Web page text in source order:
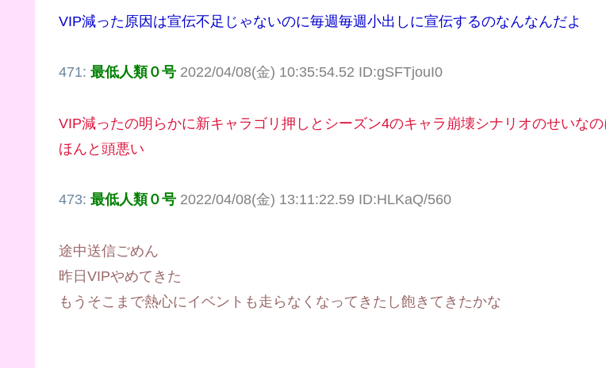
VIP減った原因は宣伝不足じゃないのに毎週毎週小出しに宣伝するのなんなんだよ
471: 最低人類０号 2022/04/08(金) 10:35:54.52 ID:gSFTjouI0
VIP減ったの明らかに新キャラゴリ押しとシーズン4のキャラ崩壊シナリオのせいなの
ほんと頭悪い
473: 最低人類０号 2022/04/08(金) 13:11:22.59 ID:HLKaQ/560
途中送信ごめん
昨日VIPやめてきた
もうそこまで熱心にイベントも走らなくなってきたし飽きてきたかな